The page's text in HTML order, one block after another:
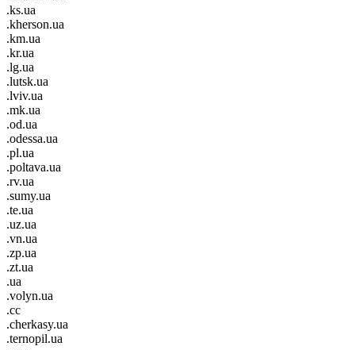
.ks.ua
.kherson.ua
.km.ua
.kr.ua
.lg.ua
.lutsk.ua
.lviv.ua
.mk.ua
.od.ua
.odessa.ua
.pl.ua
.poltava.ua
.rv.ua
.sumy.ua
.te.ua
.uz.ua
.vn.ua
.zp.ua
.zt.ua
.ua
.volyn.ua
.cc
.cherkasy.ua
.ternopil.ua